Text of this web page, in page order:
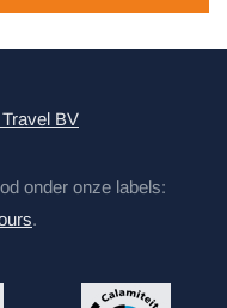
BV
onder onze labels:
.